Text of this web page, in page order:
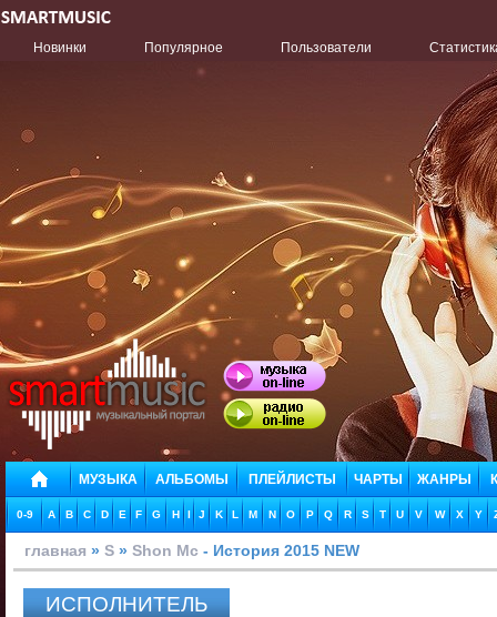
Новинки Популярное Пользователи
МУЗЫКА АЛЬБОМЫ ПЛЕЙЛИСТЫ ЧАРТЫ ЖАНРЫ
0-9 A B C D E F G H I J K L M N O P Q R S T U V W X Y
главная » S » Shon Mc - История 2015 NEW
ИСПОЛНИТЕЛЬ